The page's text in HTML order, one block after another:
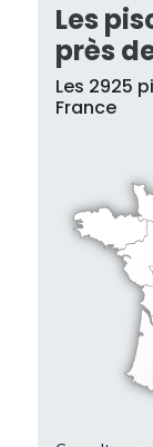
Les
près
Les 2925
France